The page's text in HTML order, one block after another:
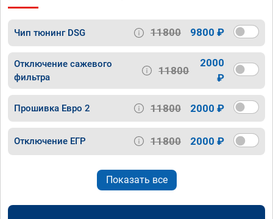
Чип тюнинг DSG 11800 9800 ₽
Отключение сажевого
фильтра
11800
2000
₽
Прошивка Евро 2 11800 2000 ₽
Отключение ЕГР 11800 2000 ₽
Показать все